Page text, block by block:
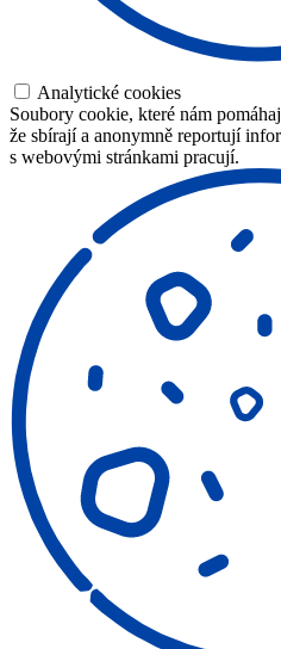
Analytické cookies
Soubory cookie, které nám
že sbírají a anonymně reportují
s webovými stránkami pracují.